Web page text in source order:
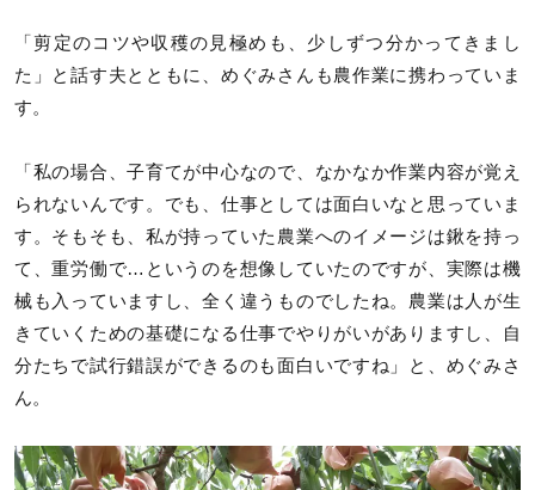
「剪定のコツや収穫の見極めも、少しずつ分かってきまし
た」と話す夫とともに、めぐみさんも農作業に携わっていま
す。
「私の場合、子育てが中心なので、なかなか作業内容が覚え
られないんです。でも、仕事としては面白いなと思っていま
す。そもそも、私が持っていた農業へのイメージは鍬を持っ
て、重労働で…というのを想像していたのですが、実際は機
械も入っていますし、全く違うものでしたね。農業は人が生
きていくための基礎になる仕事でやりがいがありますし、自
分たちで試行錯誤ができるのも面白いですね」と、めぐみさ
ん。